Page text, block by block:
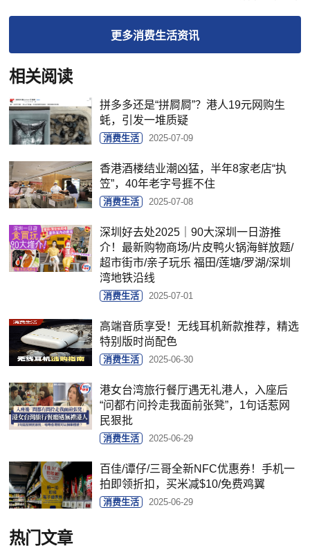
更多消费生活资讯
相关阅读
拼多多还是“拼屙屙”？港人19元网购生
蚝，引发一堆质疑
消费生活 2025-07-09
香港酒楼结业潮凶猛，半年8家老店“执
笠”，40年老字号捱不住
消费生活 2025-07-08
深圳好去处2025｜90大深圳一日游推
介！最新购物商场/片皮鸭火锅海鲜放题/
超市街市/亲子玩乐 福田/莲塘/罗湖/深圳
湾地铁沿线
消费生活 2025-07-01
高端音质享受！无线耳机新款推荐，精选
特别版时尚配色
消费生活 2025-06-30
港女台湾旅行餐厅遇无礼港人，入座后
“问都冇问拎走我面前张凳”，1句话惹网
民狠批
消费生活 2025-06-29
百佳/谭仔/三哥全新NFC优惠券！手机一
拍即领折扣，买米减$10/免费鸡翼
消费生活 2025-06-29
热门文章